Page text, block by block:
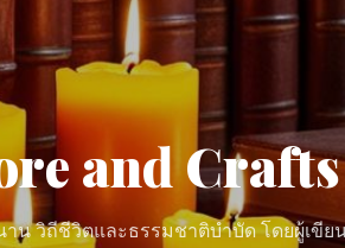
าหลัก
and Crafts
วิถีชีวิตและธรรมชาติบำบัด โดยผู้เขีย